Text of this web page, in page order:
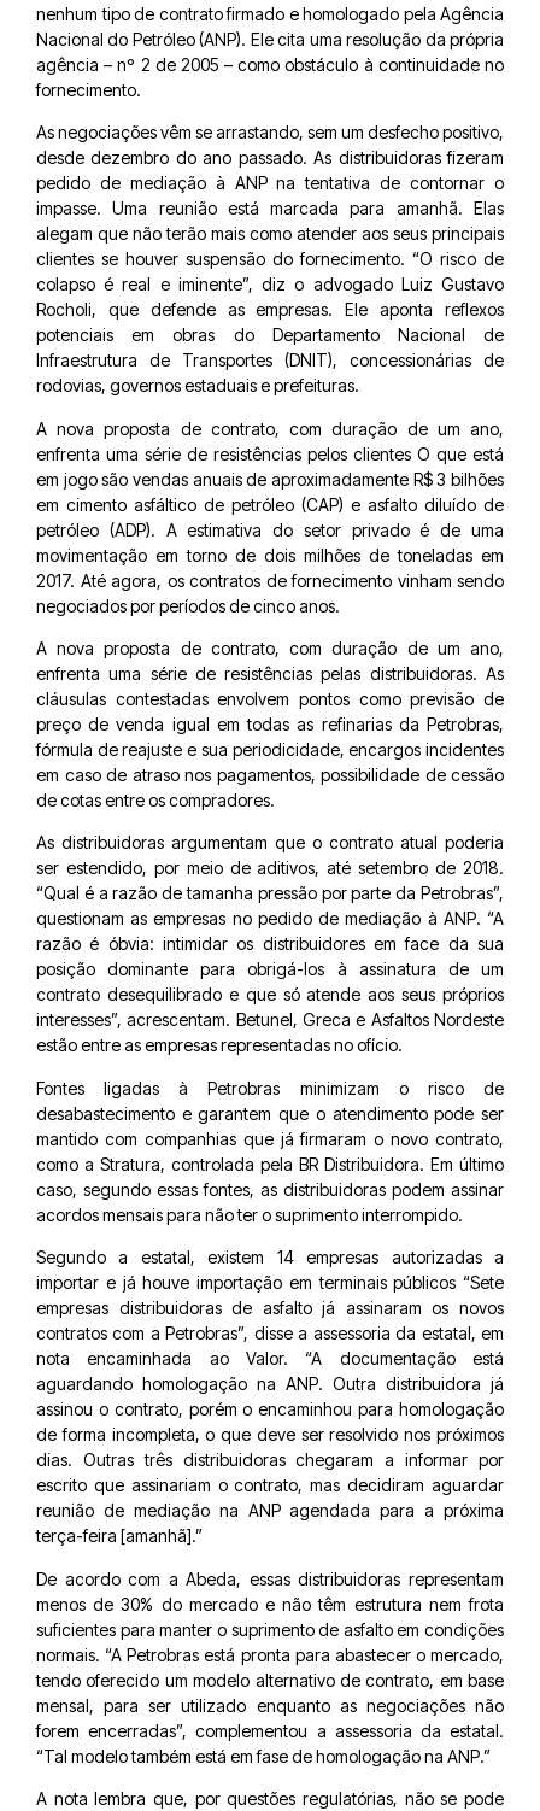
nenhum tipo de contrato firmado e homologado pela Agência
Nacional do Petróleo (ANP). Ele cita uma resolução da própria
agência – nº 2 de 2005 – como obstáculo à continuidade no
fornecimento.
As negociações vêm se arrastando, sem um desfecho positivo,
desde dezembro do ano passado. As distribuidoras fizeram
pedido de mediação à ANP na tentativa de contornar o
impasse. Uma reunião está marcada para amanhã. Elas
alegam que não terão mais como atender aos seus principais
clientes se houver suspensão do fornecimento. “O risco de
colapso é real e iminente”, diz o advogado Luiz Gustavo
Rocholi, que defende as empresas. Ele aponta reflexos
potenciais em obras do Departamento Nacional de
Infraestrutura de Transportes (DNIT), concessionárias de
rodovias, governos estaduais e prefeituras.
A nova proposta de contrato, com duração de um ano,
enfrenta uma série de resistências pelos clientes O que está
em jogo são vendas anuais de aproximadamente R$ 3 bilhões
em cimento asfáltico de petróleo (CAP) e asfalto diluído de
petróleo (ADP). A estimativa do setor privado é de uma
movimentação em torno de dois milhões de toneladas em
2017. Até agora, os contratos de fornecimento vinham sendo
negociados por períodos de cinco anos.
A nova proposta de contrato, com duração de um ano,
enfrenta uma série de resistências pelas distribuidoras. As
cláusulas contestadas envolvem pontos como previsão de
preço de venda igual em todas as refinarias da Petrobras,
fórmula de reajuste e sua periodicidade, encargos incidentes
em caso de atraso nos pagamentos, possibilidade de cessão
de cotas entre os compradores.
As distribuidoras argumentam que o contrato atual poderia
ser estendido, por meio de aditivos, até setembro de 2018.
“Qual é a razão de tamanha pressão por parte da Petrobras”,
questionam as empresas no pedido de mediação à ANP. “A
razão é óbvia: intimidar os distribuidores em face da sua
posição dominante para obrigá-los à assinatura de um
contrato desequilibrado e que só atende aos seus próprios
interesses”, acrescentam. Betunel, Greca e Asfaltos Nordeste
estão entre as empresas representadas no ofício.
Fontes ligadas à Petrobras minimizam o risco de
desabastecimento e garantem que o atendimento pode ser
mantido com companhias que já firmaram o novo contrato,
como a Stratura, controlada pela BR Distribuidora. Em último
caso, segundo essas fontes, as distribuidoras podem assinar
acordos mensais para não ter o suprimento interrompido.
Segundo a estatal, existem 14 empresas autorizadas a
importar e já houve importação em terminais públicos “Sete
empresas distribuidoras de asfalto já assinaram os novos
contratos com a Petrobras”, disse a assessoria da estatal, em
nota encaminhada ao Valor. “A documentação está
aguardando homologação na ANP. Outra distribuidora já
assinou o contrato, porém o encaminhou para homologação
de forma incompleta, o que deve ser resolvido nos próximos
dias. Outras três distribuidoras chegaram a informar por
escrito que assinariam o contrato, mas decidiram aguardar
reunião de mediação na ANP agendada para a próxima
terça-feira [amanhã].”
De acordo com a Abeda, essas distribuidoras representam
menos de 30% do mercado e não têm estrutura nem frota
suficientes para manter o suprimento de asfalto em condições
normais. “A Petrobras está pronta para abastecer o mercado,
tendo oferecido um modelo alternativo de contrato, em base
mensal, para ser utilizado enquanto as negociações não
forem encerradas”, complementou a assessoria da estatal.
“Tal modelo também está em fase de homologação na ANP.”
A nota lembra que, por questões regulatórias, não se pode